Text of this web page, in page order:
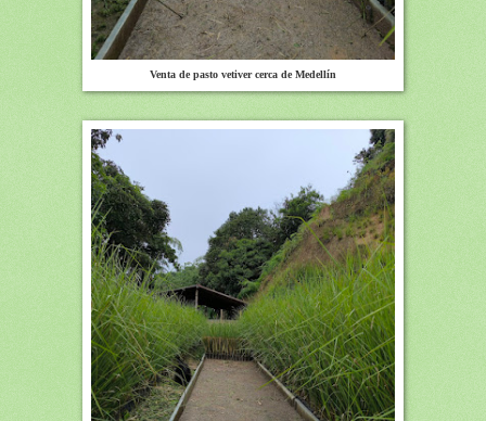
Venta de pasto vetiver cerca de Medellín